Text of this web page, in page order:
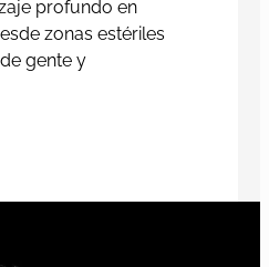
profundo en
zonas estériles
gente y